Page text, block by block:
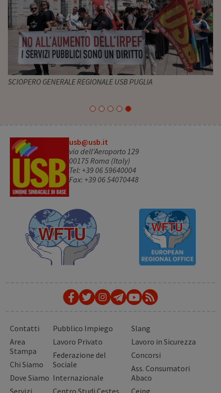
SCIOPERO GENERALE REGIONALE USB PUGLIA
usb@usb.it
via dell'Aeroporto 129
00175 Roma (Italy)
Tel: +39 06 59640004
Fax: +39 06 54070448
Contatti
Area
Stampa
Chi Siamo
Dove Siamo
Pubblico Impiego
Lavoro Privato
Federazione del
Sociale
Internazionale
Slang
Lavoro in Sicurezza
Concorsi
Ass. Consumatori
Abaco